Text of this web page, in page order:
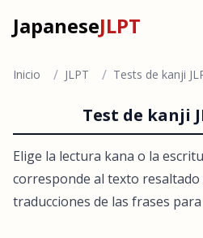
JapaneseJLPT
Inicio / JLPT / Tests de kanji
Test de kanji
Elige la lectura kana o la
corresponde al texto resaltado
traducciones de las frases